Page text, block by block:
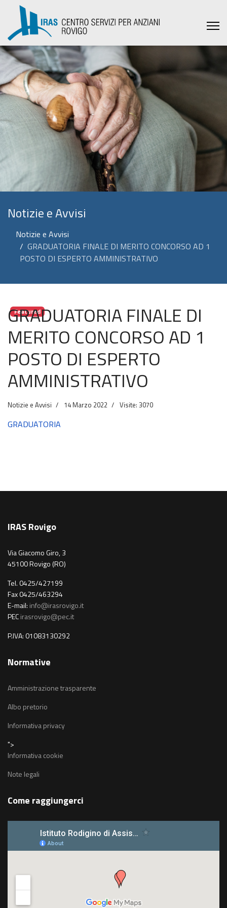
Notizie e Avvisi
Notizie e Avvisi
GRADUATORIA FINALE DI MERITO CONCORSO AD 1
POSTO DI ESPERTO AMMINISTRATIVO
Featured
GRADUATORIA FINALE DI
MERITO CONCORSO AD 1
POSTO DI ESPERTO
AMMINISTRATIVO
Notizie e Avvisi 14 Marzo 2022 Visite: 3070
GRADUATORIA
IRAS Rovigo
Via Giacomo Giro, 3
45100 Rovigo (RO)
Tel. 0425/427199
Fax 0425/463294
E-mail: info@irasrovigo.it
PECirasrovigo@pec.it
P.IVA: 01083130292
Normative
Amministrazione trasparente
Albo pretorio
Informativa privacy
">
Informativa cookie
Note legali
Come raggiungerci